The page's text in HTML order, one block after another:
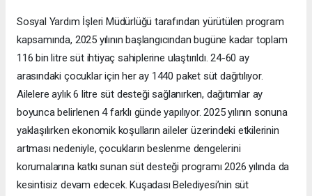
Sosyal Yardım İşleri Müdürlüğü tarafından yürütülen program
kapsamında, 2025 yılının başlangıcından bugüne kadar toplam
116 bin litre süt ihtiyaç sahiplerine ulaştırıldı. 24-60 ay
arasındaki çocuklar için her ay 1440 paket süt dağıtılıyor.
Ailelere aylık 6 litre süt desteği sağlanırken, dağıtımlar ay
boyunca belirlenen 4 farklı günde yapılıyor. 2025 yılının sonuna
yaklaşılırken ekonomik koşulların aileler üzerindeki etkilerinin
artması nedeniyle, çocukların beslenme dengelerini
korumalarına katkı sunan süt desteği programı 2026 yılında da
kesintisiz devam edecek. Kuşadası Belediyesi’nin süt